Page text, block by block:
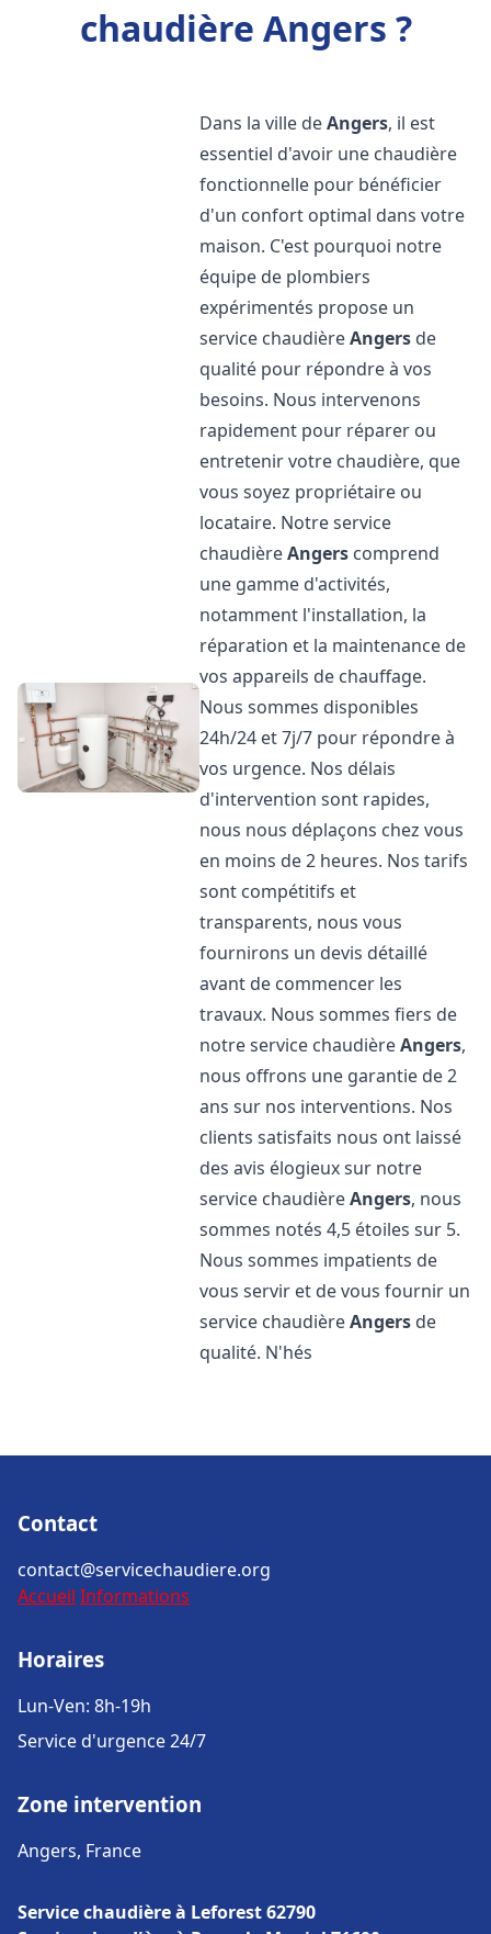
chaudière Angers ?
Dans la ville deAngers, il est
essentiel d'avoir une chaudière
fonctionnelle pour bénéficier
d'un confort optimal dans votre
maison. C'est pourquoi notre
équipe de plombiers
expérimentés propose un
service chaudièreAngers de
qualité pour répondre à vos
besoins. Nous intervenons
rapidement pour réparer ou
entretenir votre chaudière, que
vous soyez propriétaire ou
locataire. Notre service
chaudièreAngers comprend
une gamme d'activités,
notamment l'installation, la
réparation et la maintenance de
vos appareils de chauffage.
Nous sommes disponibles
24h/24 et 7j/7 pour répondre à
vos urgence. Nos délais
d'intervention sont rapides,
nous nous déplaçons chez vous
en moins de 2 heures. Nos tarifs
sont compétitifs et
transparents, nous vous
fournirons un devis détaillé
avant de commencer les
travaux. Nous sommes fiers de
notre service chaudièreAngers,
nous offrons une garantie de 2
ans sur nos interventions. Nos
clients satisfaits nous ont laissé
des avis élogieux sur notre
service chaudièreAngers, nous
sommes notés 4,5 étoiles sur 5.
Nous sommes impatients de
vous servir et de vous fournir un
service chaudièreAngers de
qualité. N'hés
Contact
contact@servicechaudiere.org
Accueil Informations
Horaires
Lun-Ven: 8h-19h
Service d'urgence 24/7
Zone intervention
Angers, France
Service chaudière à Leforest 62790